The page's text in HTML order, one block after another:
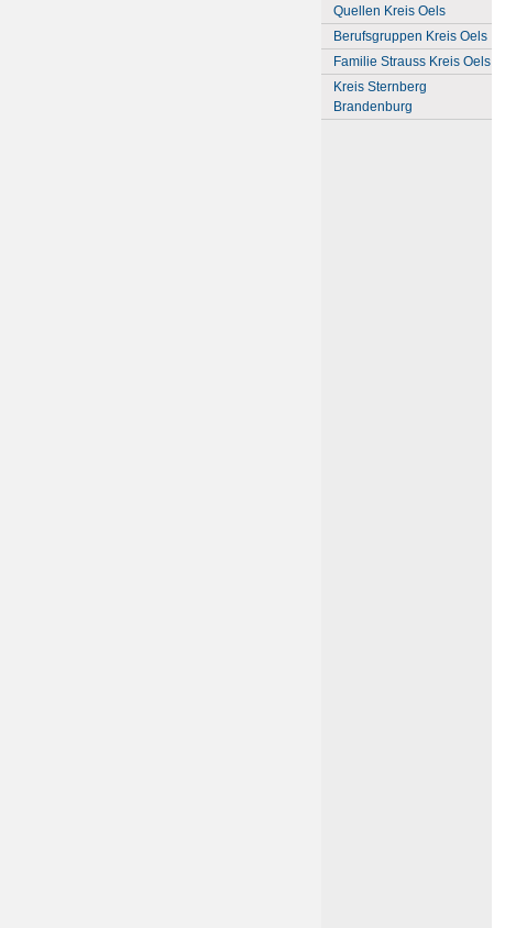
Quellen Kreis Oels
Berufsgruppen Kreis Oels
Familie Strauss Kreis Oels
Kreis Sternberg
Brandenburg